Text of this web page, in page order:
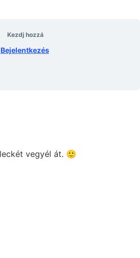
Kezdj hozzá
Bejelentkezés
vegyél át. 🙂